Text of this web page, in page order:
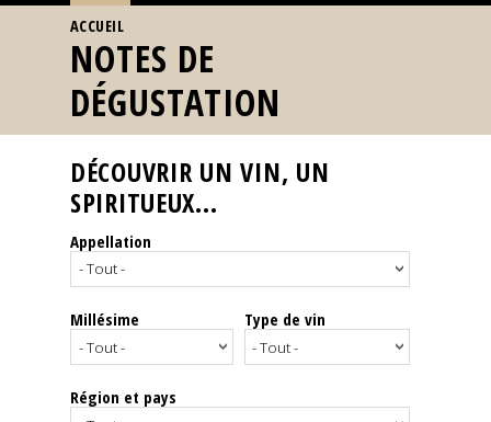
À
la
une
Reportages
Nos
Spiritueux
Notes
dégustation
VOUS ÊTES ICI
ACCUEIL
NOTES DE
DÉGUSTATION
DÉCOUVRIR UN VIN, UN
SPIRITUEUX...
Appellation
Millésime Type de vin
Région et pays